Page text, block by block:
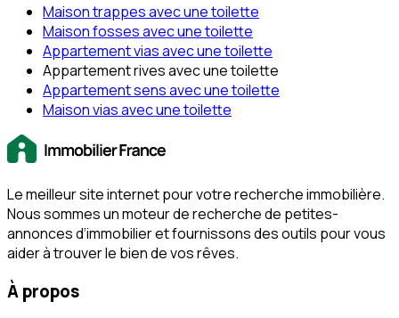
Maison trappes avec une toilette
Maison fosses avec une toilette
Appartement vias avec une toilette
Appartement rives avec une toilette
Appartement sens avec une toilette
Maison vias avec une toilette
Le meilleur site internet pour votre recherche immobilière.
Nous sommes un moteur de recherche de petites-
annonces d‘immobilier et fournissons des outils pour vous
aider à trouver le bien de vos rêves.
À propos